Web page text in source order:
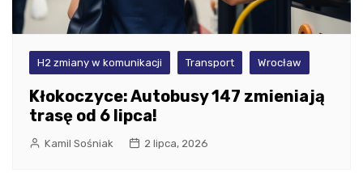
H2 zmiany w komunikacji Transport Wrocław
Kłokoczyce: Autobusy 147 zmieniają
trasę od 6 lipca!
Kamil Sośniak 2 lipca, 2026